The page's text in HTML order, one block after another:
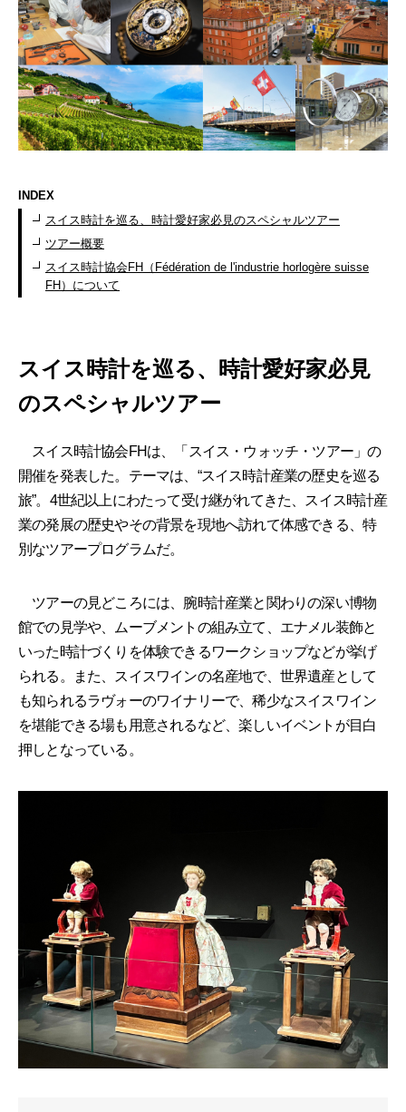
INDEX
スイス時計を巡る、時計愛好家必見のスペシャルツアー
ツアー概要
スイス時計協会FH（Fédération de l'industrie horlogère suisse
FH）について
スイス時計を巡る、時計愛好家必見
のスペシャルツアー
スイス時計協会FHは、「スイス・ウォッチ・ツアー」の
開催を発表した。テーマは、“スイス時計産業の歴史を巡る
旅”。4世紀以上にわたって受け継がれてきた、スイス時計産
業の発展の歴史やその背景を現地へ訪れて体感できる、特
別なツアープログラムだ。
ツアーの見どころには、腕時計産業と関わりの深い博物
館での見学や、ムーブメントの組み立て、エナメル装飾と
いった時計づくりを体験できるワークショップなどが挙げ
られる。また、スイスワインの名産地で、世界遺産として
も知られるラヴォーのワイナリーで、稀少なスイスワイン
を堪能できる場も用意されるなど、楽しいイベントが目白
押しとなっている。